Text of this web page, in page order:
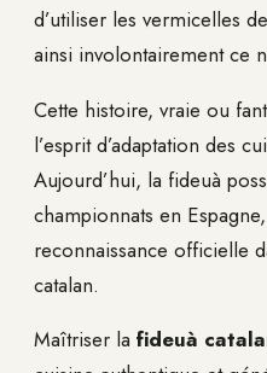
d’utiliser les vermicelles
ainsi involontairement ce
Cette histoire, vraie ou
l’esprit d’adaptation des
Aujourd’hui, la fideuà
championnats en
reconnaissance officielle
catalan.
Maîtriser la fideuà